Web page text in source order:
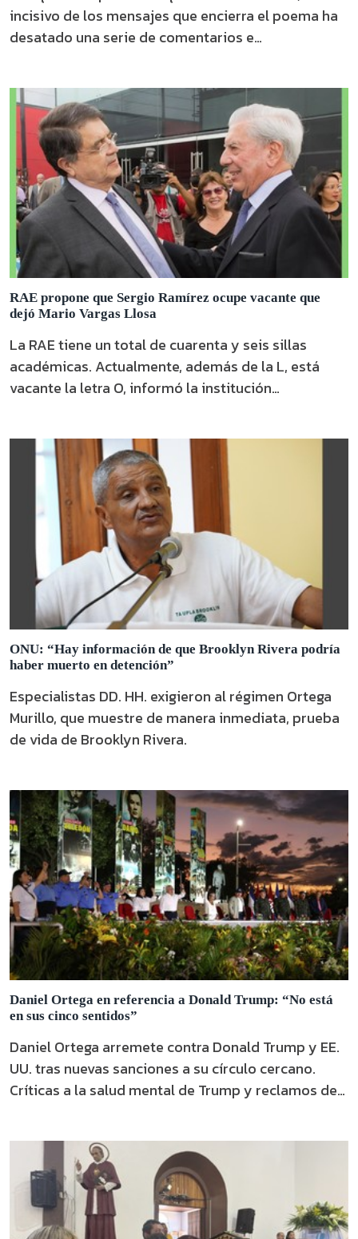
incisivo de los mensajes que encierra el poema ha
desatado una serie de comentarios e
RAE propone que Sergio Ramírez ocupe vacante que
dejó Mario Vargas Llosa
La RAE tiene un total de cuarenta y seis sillas
académicas. Actualmente, además de la L, está
vacante la letra O, informó la institución
ONU: “Hay información de que Brooklyn Rivera podría
haber muerto en detención”
Especialistas DD. HH. exigieron al régimen Ortega
Murillo, que muestre de manera inmediata, prueba
de vida de Brooklyn Rivera.
Daniel Ortega en referencia a Donald Trump: “No está
en sus cinco sentidos”
Daniel Ortega arremete contra Donald Trump y EE.
UU. tras nuevas sanciones a su círculo cercano.
Críticas a la salud mental de Trump y reclamos de